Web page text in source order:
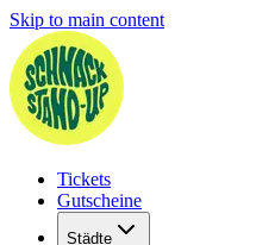
Skip to main content
Tickets
Gutscheine
Städte